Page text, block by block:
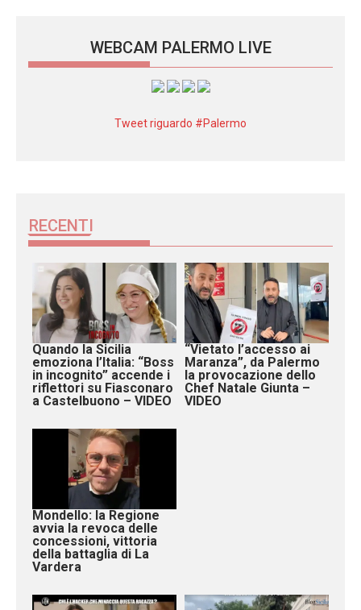
WEBCAM PALERMO LIVE
Tweet riguardo #Palermo
RECENTI
Quando la Sicilia
emoziona l’Italia: “Boss
in incognito” accende i
riflettori su Fiasconaro
a Castelbuono – VIDEO
“Vietato l’accesso ai
Maranza”, da Palermo
la provocazione dello
Chef Natale Giunta –
VIDEO
Mondello: la Regione
avvia la revoca delle
concessioni, vittoria
della battaglia di La
Vardera